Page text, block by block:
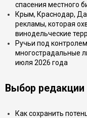
спасения местного
Крым, Краснодар,
рекламы, которая
винодельческие
Ручьи под
многострадальные
июля 2026 года
Выбор редакции
Как сохранить